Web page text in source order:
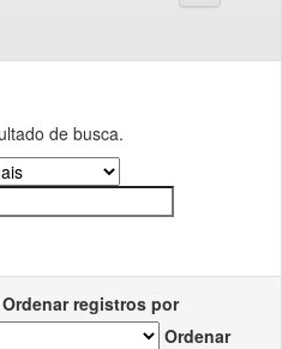
de busca.
Ordenar registros por
Ordenar